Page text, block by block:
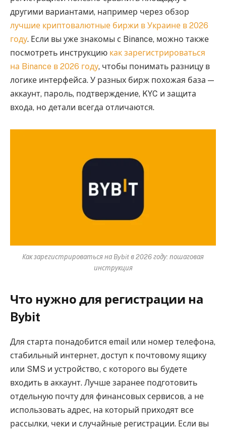
другими вариантами, например через обзор
лучшие криптовалютные биржи в Украине в 2026
году. Если вы уже знакомы с Binance, можно также
посмотреть инструкцию как зарегистрироваться
на Binance в 2026 году, чтобы понимать разницу в
логике интерфейса. У разных бирж похожая база —
аккаунт, пароль, подтверждение, KYC и защита
входа, но детали всегда отличаются.
Как зарегистрироваться на Bybit в 2026 году: пошаговая
инструкция
Что нужно для регистрации на
Bybit
Для старта понадобится email или номер телефона,
стабильный интернет, доступ к почтовому ящику
или SMS и устройство, с которого вы будете
входить в аккаунт. Лучше заранее подготовить
отдельную почту для финансовых сервисов, а не
использовать адрес, на который приходят все
рассылки, чеки и случайные регистрации. Если вы